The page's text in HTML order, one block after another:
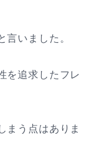
言いました。
を追求したフレ
まう点はありま